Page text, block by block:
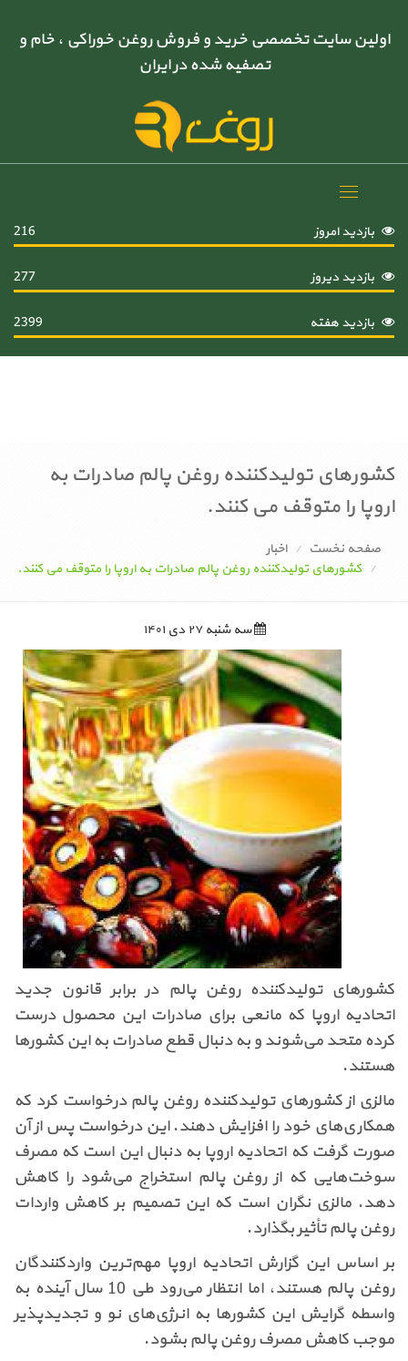
اولین سایت تخصصی خرید و فروش روغن خوراکی ، خام و
تصفیه شده در ایران
Toggle
بازدید امروز
216
بازدید دیروز 277
بازدید هفته 2399
کشورهای تولیدکننده روغن پالم صادرات به
اروپا را متوقف می کنند.
صفحه نخست
اخبار
کشورهای تولیدکننده روغن پالم صادرات به اروپا را متوقف می کنند.
سه شنبه ۲۷ دی ۱۴۰۱
کشورهای تولیدکننده روغن پالم در برابر قانون جدید
اتحادیه اروپا که مانعی برای صادرات این محصول درست
کرده متحد می‌شوند و به دنبال قطع صادرات به این کشورها
هستند.
مالزی از کشورهای تولیدکننده روغن پالم درخواست کرد که
همکاری‌‌‌‌‌های خود را افزایش دهند. این درخواست پس از آن
صورت گرفت که اتحادیه اروپا به دنبال این است که مصرف
سوخت‌هایی که از روغن پالم استخراج می‌شود را کاهش
دهد. مالزی نگران است که این تصمیم بر کاهش واردات
روغن پالم تأثیر بگذارد.
بر اساس این گزارش اتحادیه اروپا مهم‌ترین واردکنندگان
روغن پالم هستند، اما انتظار می‌رود طی 10 سال آینده به
واسطه گرایش این کشورها به انرژی‌های نو و تجدیدپذیر
موجب کاهش مصرف روغن پالم بشود.